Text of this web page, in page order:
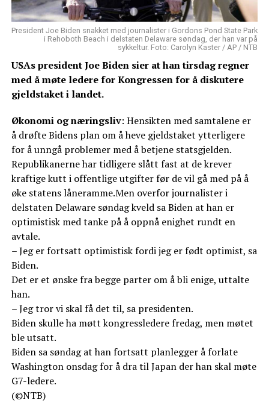
President Joe Biden snakket med journalister i Gordons Pond State Park
i Rehoboth Beach i delstaten Delaware søndag, der han var på
sykkeltur. Foto: Carolyn Kaster / AP / NTB
USAs president Joe Biden sier at han tirsdag regner
med å møte ledere for Kongressen for å diskutere
gjeldstaket i landet.
Økonomi og næringsliv: Hensikten med samtalene er
å drøfte Bidens plan om å heve gjeldstaket ytterligere
for å unngå problemer med å betjene statsgjelden.
Republikanerne har tidligere slått fast at de krever
kraftige kutt i offentlige utgifter før de vil gå med på å
øke statens låneramme.Men overfor journalister i
delstaten Delaware søndag kveld sa Biden at han er
optimistisk med tanke på å oppnå enighet rundt en
avtale.
– Jeg er fortsatt optimistisk fordi jeg er født optimist, sa
Biden.
Det er et ønske fra begge parter om å bli enige, uttalte
han.
– Jeg tror vi skal få det til, sa presidenten.
Biden skulle ha møtt kongressledere fredag, men møtet
ble utsatt.
Biden sa søndag at han fortsatt planlegger å forlate
Washington onsdag for å dra til Japan der han skal møte
G7-ledere.
(©NTB)